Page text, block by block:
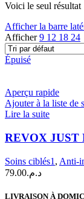
Voici le seul résultat
Afficher la barre
Afficher9 12 18 24
Épuisé
Aperçu rapide
Ajouter à la liste de
Lire la suite
REVOX JUST
Soins ciblés1 , Anti-
د.م.79.00
LIVRAISON À